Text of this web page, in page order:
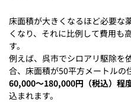
床面積が大きくなるほど必要な
くなり、それに比例して費用も
す。
例えば、呉市でシロアリ駆除を
合、床面積が50平方メートルの
60,000〜180,000円（税込）程
込まれます。